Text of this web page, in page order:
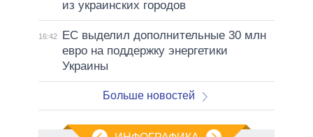
из украинских городов
16:42
ЕС выделил дополнительные 30 млн
евро на поддержку энергетики
Украины
Больше новостей